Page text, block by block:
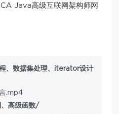
Java高级互联网架构师网
、数据集处理、iterator设计
.mp4
高级函数/